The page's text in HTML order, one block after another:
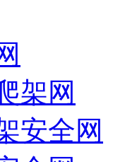
架网
安全网